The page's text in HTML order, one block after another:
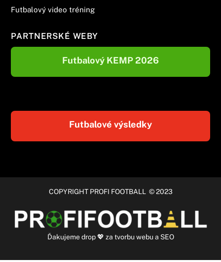
Futbalový video tréning
PARTNERSKÉ WEBY
Futbalový KEMP 2026
Futbalové výsledky
COPYRIGHT PROFI FOOTBALL © 2023
Ďakujemedrop💖 za tvorbu webu a SEO